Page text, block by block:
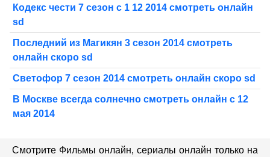
Кодекс чести 7 сезон с 1 12 2014 смотреть онлайн
sd
Последний из Магикян 3 сезон 2014 смотреть
онлайн скоро sd
Светофор 7 сезон 2014 смотреть онлайн скоро sd
В Москве всегда солнечно смотреть онлайн с 12
мая 2014
Смотрите Фильмы онлайн, сериалы онлайн только на